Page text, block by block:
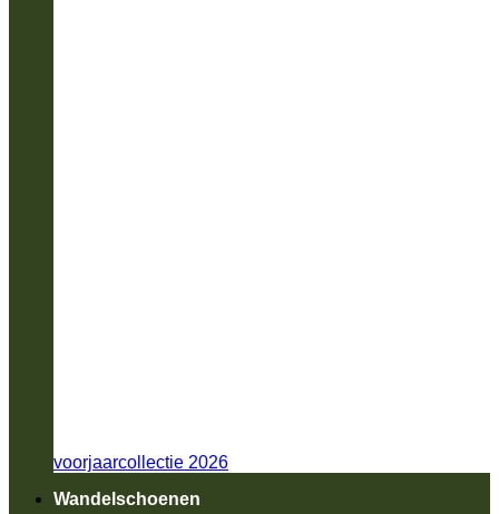
voorjaarcollectie 2026
Wandelschoenen